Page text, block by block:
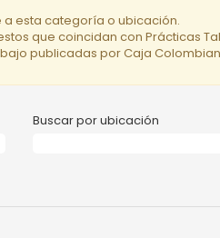
a esta categoría o ubicación.
que coincidan con Prácticas
publicadas por Caja
Buscar por ubicación